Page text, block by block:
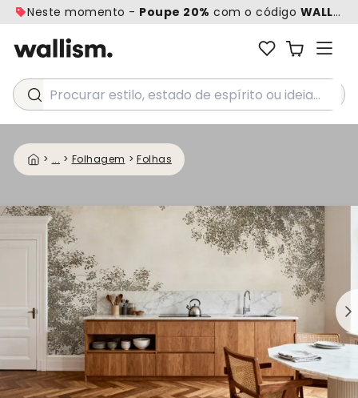
Neste momento - Poupe 20% com o código WALL20
Procurar estilo, estado de espírito ou ideia...
> ... > Folhagem > Folhas